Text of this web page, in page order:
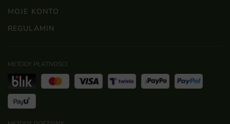
MOJE KONTO
REGULAMIN
METODY PŁATNOŚCI